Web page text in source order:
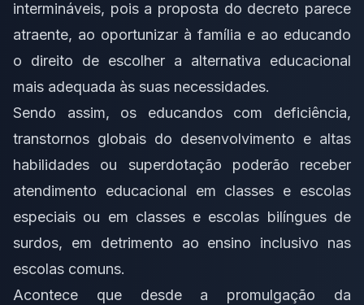
intermináveis, pois a proposta do decreto parece
atraente, ao oportunizar à família e ao educando
o direito de escolher a alternativa educacional
mais adequada às suas necessidades.
Sendo assim, os educandos com deficiência,
transtornos globais do desenvolvimento e altas
habilidades ou superdotação poderão receber
atendimento educacional em classes e escolas
especiais ou em classes e escolas bilíngues de
surdos, em detrimento ao ensino inclusivo nas
escolas comuns.
Acontece que desde a promulgação da